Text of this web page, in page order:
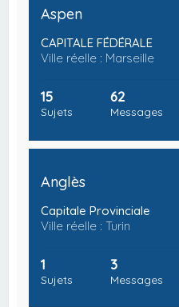
Aspen
CAPITALE FÉDÉRALE
Ville réelle : Marseille
15
Sujets
62
Messages
Anglès
Capitale Provinciale
Ville réelle : Turin
1
Sujets
3
Messages